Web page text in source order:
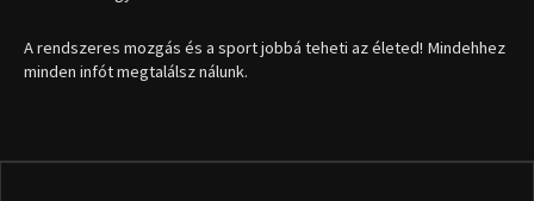
A rendszeres mozgás és a sport jobbá teheti az életed! Mindehhez
minden infót megtalálsz nálunk.